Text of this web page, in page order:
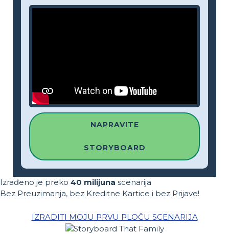
NAPRAVITE
STORYBOARD
Izrađeno je preko 40 milijuna scenarija
Bez Preuzimanja, bez Kreditne Kartice i bez Prijave!
IZRADITI MOJU PRVU PLOČU SCENARIJA